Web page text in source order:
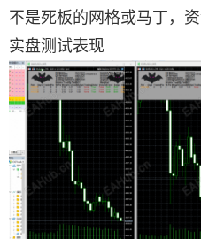
不是死板的网格或马丁，资
实盘测试表现